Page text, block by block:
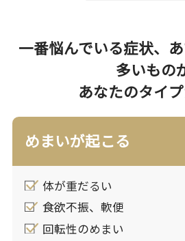
めまいは体の平衡状態を上手く
和感を覚える症状です。大きく
のと、平衡感覚器の異常からく
などの症状が認められる場合は
れますのですぐに医療機関を受
OTCでは、頭痛には頭部の血管
を抑える解熱鎮痛剤が、めまい
やビタミン剤などが使用される
一番悩んでいる症状、
多いもの
あなたのタイプ
めまいが起こる
体が重だるい
食欲不振、軟便
回転性のめまい